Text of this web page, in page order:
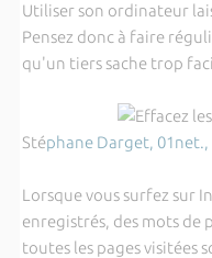
Utiliser son ordinateur
Pensez donc à faire
qu'un tiers sache trop
Stéphane Darget, 01net.,
Lorsque vous surfez sur
enregistrés, des mots de
toutes les pages visitées